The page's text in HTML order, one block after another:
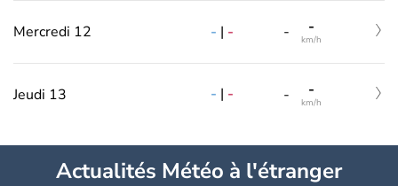
Mercredi 12 - | - - -
km/h
Jeudi 13 - | - - -
km/h
Actualités Météo à l'étranger